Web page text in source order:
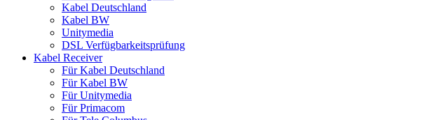
Kabel Deutschland
Kabel BW
Unitymedia
DSL Verfügbarkeitsprüfung
Kabel Receiver
Für Kabel Deutschland
Für Kabel BW
Für Unitymedia
Für Primacom